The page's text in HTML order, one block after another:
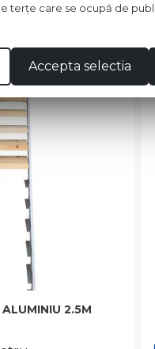
ALUMINIU 2.5M
terţe care se ocupă de
Accepta selectia